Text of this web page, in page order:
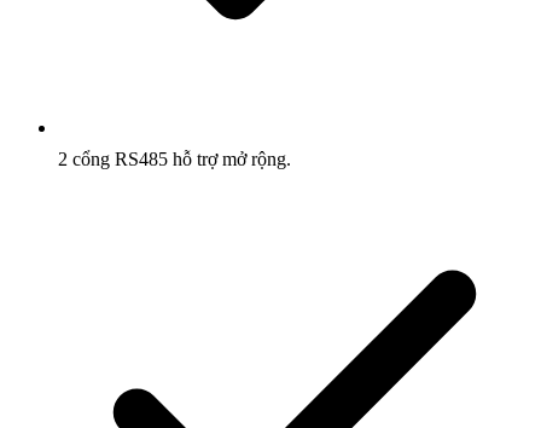
2 cổng RS485 hỗ trợ mở rộng.